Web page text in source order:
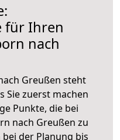
für Ihren
nach
Greußen steht
Sie zuerst machen
Punkte, die bei
nach Greußen zu
der Planung bis